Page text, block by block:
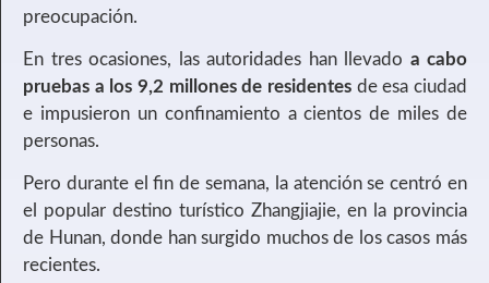
preocupación.
En tres ocasiones, las autoridades han llevado a cabo
pruebas a los 9,2 millones de residentes de esa ciudad
e impusieron un confinamiento a cientos de miles de
personas.
Pero durante el fin de semana, la atención se centró en
el popular destino turístico Zhangjiajie, en la provincia
de Hunan, donde han surgido muchos de los casos más
recientes.